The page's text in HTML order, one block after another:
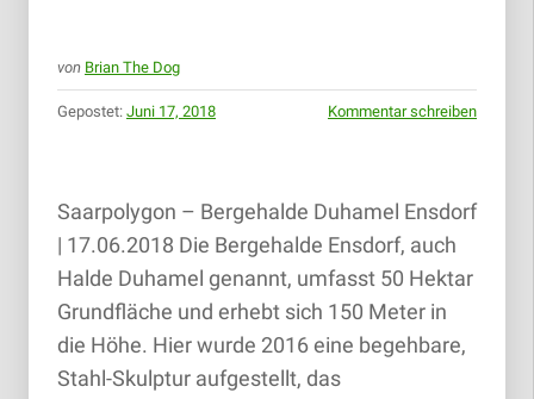
von Brian The Dog
Gepostet: Juni 17, 2018 Kommentar schreiben
Saarpolygon – Bergehalde Duhamel Ensdorf
| 17.06.2018 Die Bergehalde Ensdorf, auch
Halde Duhamel genannt, umfasst 50 Hektar
Grundfläche und erhebt sich 150 Meter in
die Höhe. Hier wurde 2016 eine begehbare,
Stahl-Skulptur aufgestellt, das